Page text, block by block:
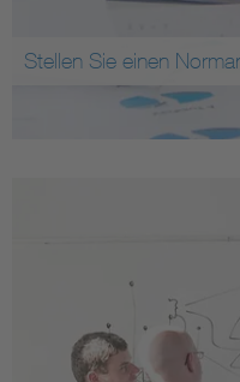
Stellen Sie einen